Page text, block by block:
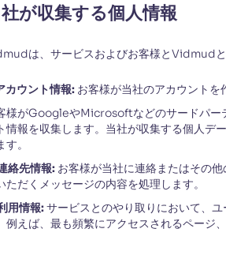
が収集する個人情報
は、サービスおよびお客様とVidmudと
カウント情報:お客様が当社のアカウントを
様がGoogleやMicrosoftなどのサードパー
情報を収集します。当社が収集する個人デ
す。
絡先情報:お客様が当社に連絡またはその
ただくメッセージの内容を処理します。
用情報:サービスとのやり取りにおいて、
例えば、最も頻繁にアクセスされるページ